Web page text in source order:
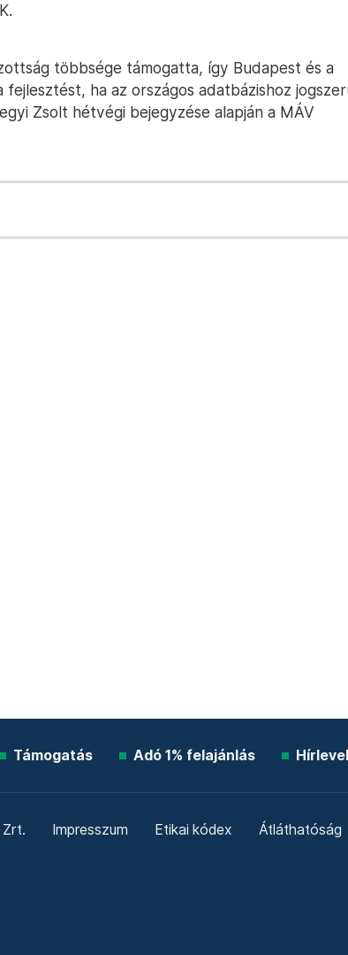
többsége támogatta, így Budapest és a
fejlesztést, ha az országos adatbázishoz
Zsolt hétvégi bejegyzése alapján a MÁV
Támogatás Adó 1% felajánlás
Impresszum Etikai kódex Átláthatóság